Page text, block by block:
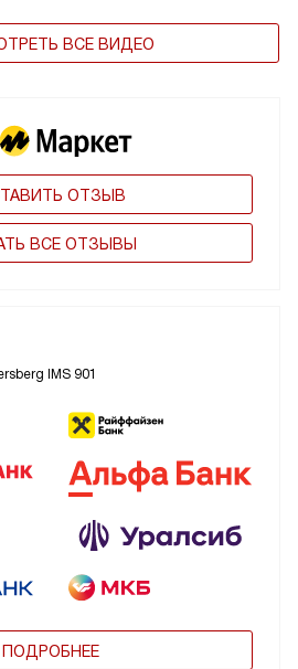
ВСЕ ВИДЕО
ОТЗЫВ
ВСЕ ОТЗЫВЫ
IMS 901
ПОДРОБНЕЕ